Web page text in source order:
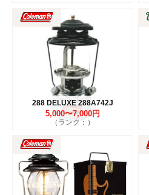
288 DELUXE 288A742J
5,000〜7,000円
（ランク：）